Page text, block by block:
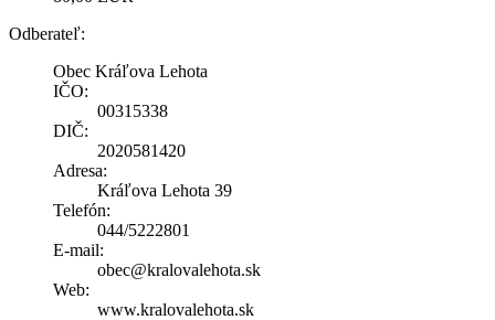
Odberateľ:
Obec Kráľova Lehota
IČO:
00315338
DIČ:
2020581420
Adresa:
Kráľova Lehota 39
Telefón:
044/5222801
E-mail:
obec@kralovalehota.sk
Web:
www.kralovalehota.sk